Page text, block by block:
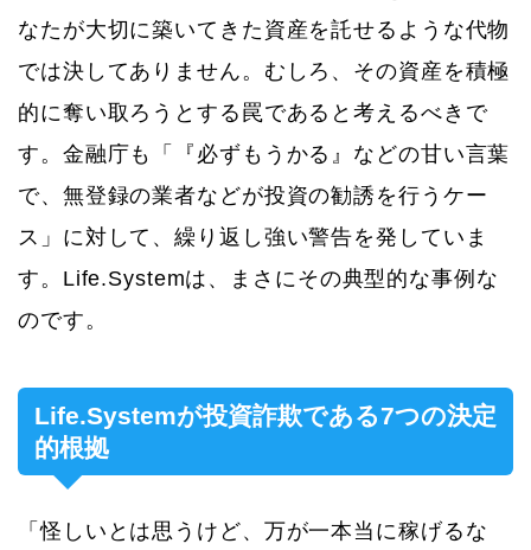
なたが大切に築いてきた資産を託せるような代物
では決してありません。むしろ、その資産を積極
的に奪い取ろうとする罠であると考えるべきで
す。金融庁も「『必ずもうかる』などの甘い言葉
で、無登録の業者などが投資の勧誘を行うケー
ス」に対して、繰り返し強い警告を発していま
す。Life.Systemは、まさにその典型的な事例な
のです。
Life.Systemが投資詐欺である7つの決定
的根拠
「怪しいとは思うけど、万が一本当に稼げるな